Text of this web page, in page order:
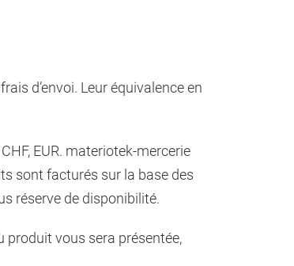
d’envoi. Leur équivalence en
EUR. materiotek-mercerie
sont facturés sur la base des
réserve de disponibilité.
produit vous sera présentée,